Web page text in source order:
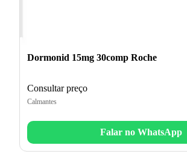
Dormonid 15mg 30comp Roche
Consultar preço
Calmantes
Falar no WhatsApp